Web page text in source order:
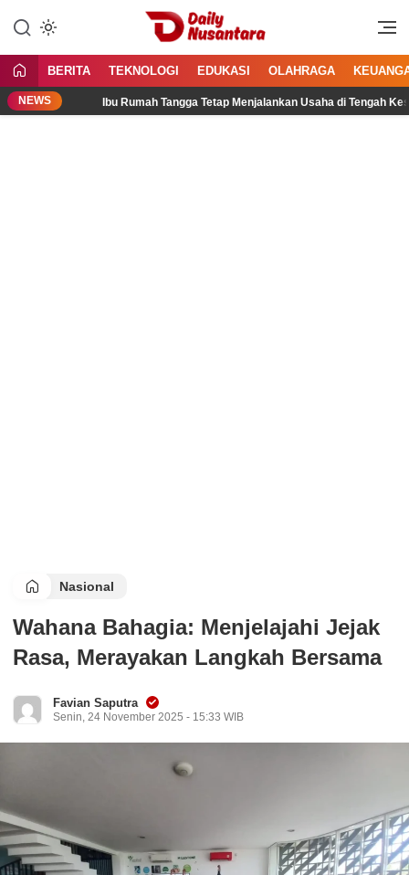
konten
Daily Nusantara
Menyajikan Fakta, Menginspirasi
BERITA TEKNOLOGI EDUKASI OLAHRAGA
NEWS Ibu Rumah Tangga Tetap Menjalankan Usaha di Tengah
Nasional
Wahana Bahagia: Menjelajahi Jejak
Rasa, Merayakan Langkah Bersama
Favian Saputra
Senin, 24 November 2025 - 15:33 WIB